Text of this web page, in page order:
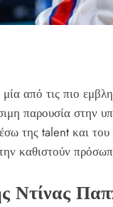
από τις πιο
παρουσία στην
της talent και
καθιστούν
Ντίνας